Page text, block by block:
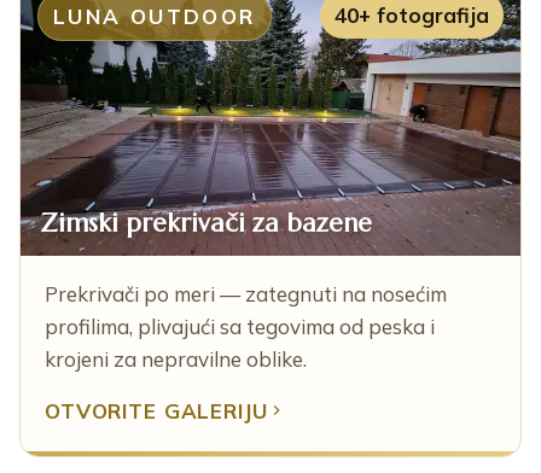
LUNA OUTDOOR 40+ fotografija
Zimski prekrivači za bazene
Prekrivači po meri — zategnuti na nosećim
profilima, plivajući sa tegovima od peska i
krojeni za nepravilne oblike.
OTVORITE GALERIJU